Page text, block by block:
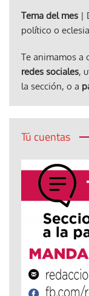
Tema del mes |
político o
Te animamos a
redes sociales,
la sección, o a
Tú cuentas